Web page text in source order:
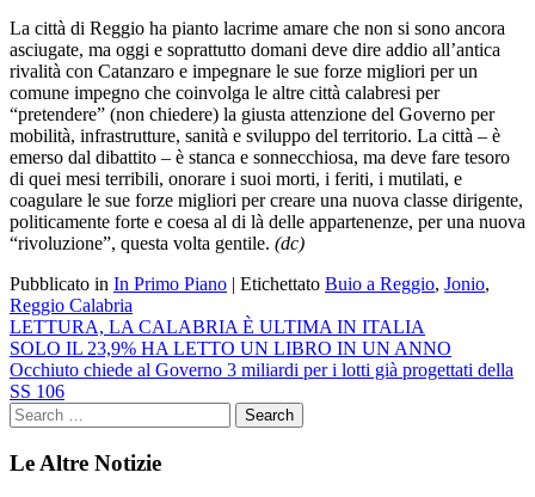
La città di Reggio ha pianto lacrime amare che non si sono ancora
asciugate, ma oggi e soprattutto domani deve dire addio all’antica
rivalità con Catanzaro e impegnare le sue forze migliori per un
comune impegno che coinvolga le altre città calabresi per
“pretendere” (non chiedere) la giusta attenzione del Governo per
mobilità, infrastrutture, sanità e sviluppo del territorio. La città – è
emerso dal dibattito – è stanca e sonnecchiosa, ma deve fare tesoro
di quei mesi terribili, onorare i suoi morti, i feriti, i mutilati, e
coagulare le sue forze migliori per creare una nuova classe dirigente,
politicamente forte e coesa al di là delle appartenenze, per una nuova
“rivoluzione”, questa volta gentile. (dc)
Pubblicato in In Primo Piano | Etichettato Buio a Reggio, Jonio,
Reggio Calabria
Navigazione
articoli
LETTURA, LA CALABRIA È ULTIMA IN ITALIA
SOLO IL 23,9% HA LETTO UN LIBRO IN UN ANNO
Occhiuto chiede al Governo 3 miliardi per i lotti già progettati della
SS 106
Le Altre Notizie